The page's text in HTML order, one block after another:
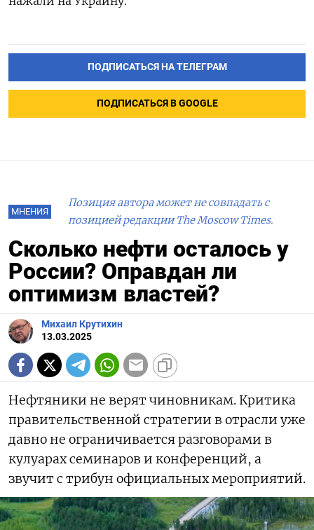
ПОДПИСАТЬСЯ НА ТЕЛЕГРАМ
ПОДПИСАТЬСЯ В GOOGLE
МНЕНИЯ
Позиция автора может не совпадать с
позицией редакции The Moscow Times.
Сколько нефти осталось у
России? Оправдан ли
оптимизм властей?
Михаил Крутихин
13.03.2025
Нефтяники не верят чиновникам. Критика
правительственной стратегии в отрасли уже
давно не ограничивается разговорами в
кулуарах семинаров и конференций, а
звучит с трибун официальных мероприятий.